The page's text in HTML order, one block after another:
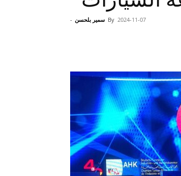
By سمير بلحسن - 2024-11-07